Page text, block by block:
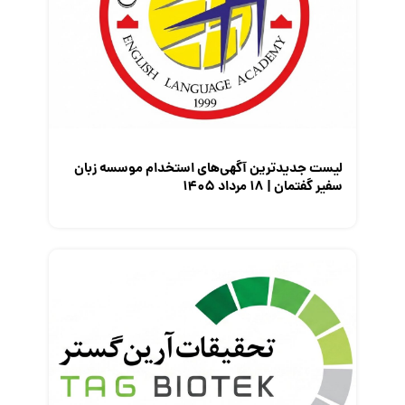
مصاحبه شغلی
معرفی شرکت ها
معرفی متخصصان منابع انسانی
معرفی مشاغل
لیست جدیدترین آگهی‌های استخدام موسسه زبان
سفیر گفتمان | ۱۸ مرداد ۱۴۰۵